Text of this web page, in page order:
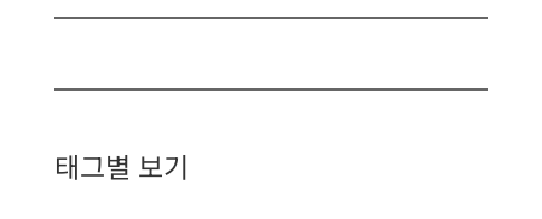
태그별 보기